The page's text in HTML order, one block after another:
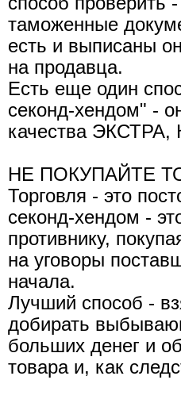
таможенные
есть и выписаны
на продавца.
Есть еще один
секонд-хендом" -
качества
НЕ ПОКУПАЙТЕ
Торговля - это
секонд-хендом -
противнику,
на уговоры
начала.
Лучший способ -
добирать
больших денег и
товара и, как